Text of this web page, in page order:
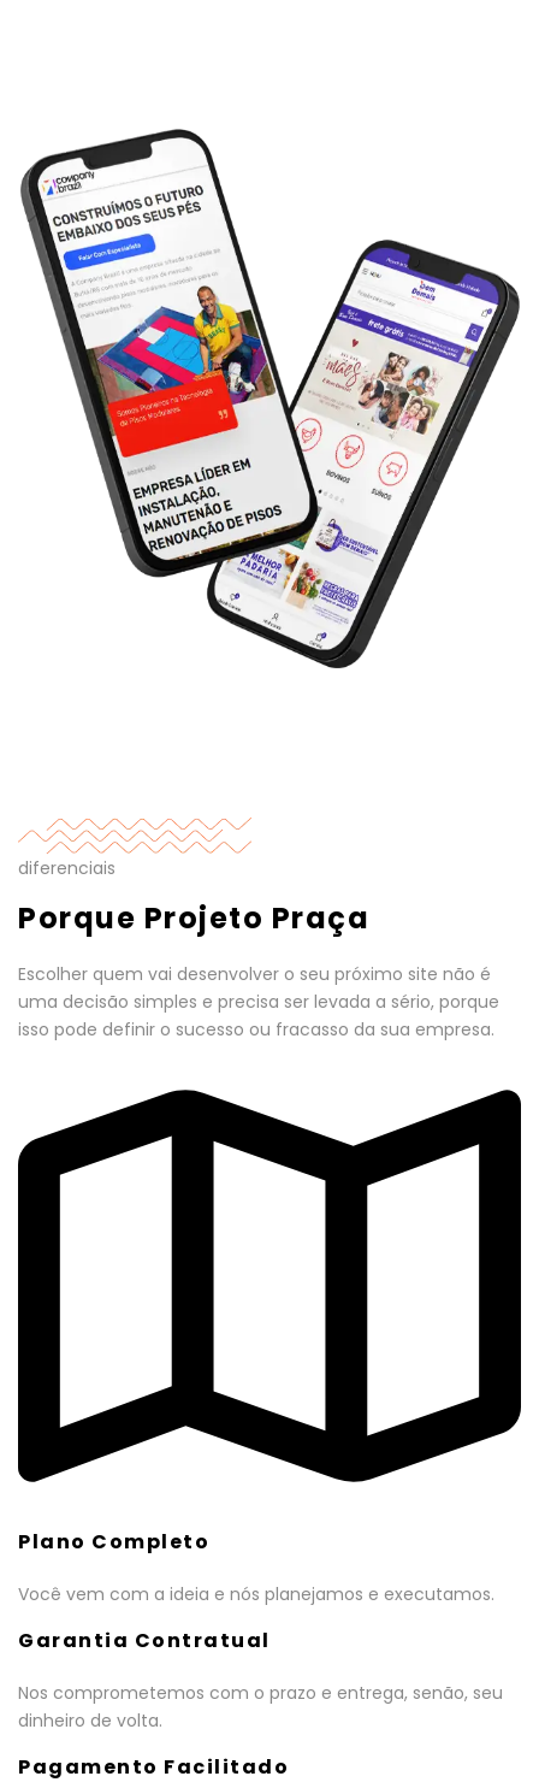
diferenciais
Porque Projeto Praça
Escolher quem vai desenvolver o seu próximo site não é
uma decisão simples e precisa ser levada a sério, porque
isso pode definir o sucesso ou fracasso da sua empresa.
Plano Completo
Você vem com a ideia e nós planejamos e executamos.
Garantia Contratual
Nos comprometemos com o prazo e entrega, senão, seu
dinheiro de volta.
Pagamento Facilitado